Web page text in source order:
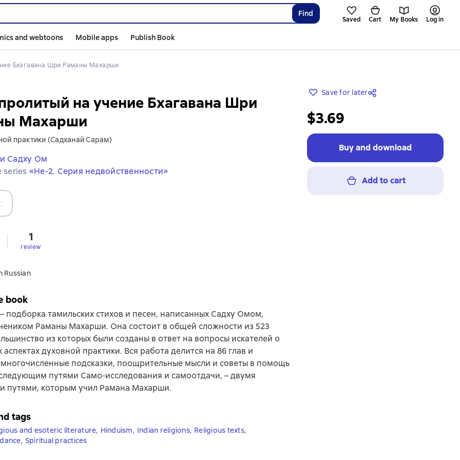
Find
Saved Cart My Books Log in
and webtoons Mobile apps Publish Book
Бхагавана Шри Раманы Махарши
на учение Бхагавана Шри
Махарши
практики (Садханай Сарам)
Садху Ом
series «Не-2. Серия недвойственности»
1
review
Russian
Save for later
$3.69
Buy and download
Add to cart
book
подборка тамильских стихов и песен, написанных Садху Омом,
Раманы Махарши. Она состоит в общей сложности из 523
из которых были созданы в ответ на вопросы искателей о
аспектах духовной практики. Вся работа делится на 86 глав и
подсказки, поощрительные мысли и советы в помощь
путями Само-исследования и самоотдачи, – двумя
путями, которым учил Рамана Махарши.
tags
and esoteric literature, Hinduism, Indian religions, Religious texts,
, Spiritual practices